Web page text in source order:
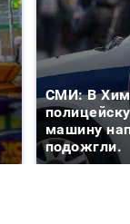
СМИ: В
машину
подожгли.